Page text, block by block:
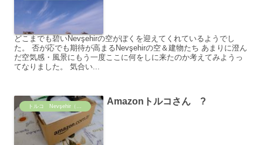
どこまでも碧いNevşehirの空がぼくを迎えてくれているようでし
た。 否が応でも期待が高まるNevşehirの空＆建物たち あまりに澄ん
だ空気感・風景にもう一度ここに何をしに来たのか考えてみようっ
てなりました。 気合い...
トルコ Nevşehir（ネヴィシェヒル）の日常 Amazonトルコさん ?